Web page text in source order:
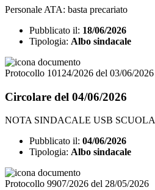
Personale ATA: basta precariato
Pubblicato il: 18/06/2026
Tipologia: Albo sindacale
Protocollo 10124/2026 del 03/06/2026
Circolare del 04/06/2026
NOTA SINDACALE USB SCUOLA
Pubblicato il: 04/06/2026
Tipologia: Albo sindacale
Protocollo 9907/2026 del 28/05/2026